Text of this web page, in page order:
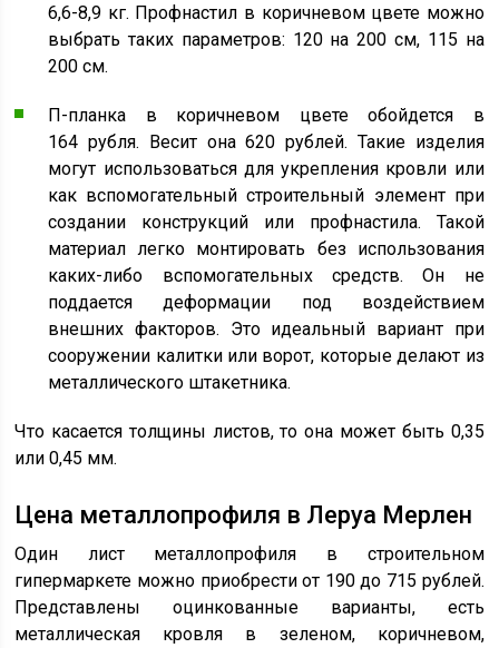
6,6-8,9 кг. Профнастил в коричневом цвете можно
выбрать таких параметров: 120 на 200 см, 115 на
200 см.
П-планка в коричневом цвете обойдется в
164 рубля. Весит она 620 рублей. Такие изделия
могут использоваться для укрепления кровли или
как вспомогательный строительный элемент при
создании конструкций или профнастила. Такой
материал легко монтировать без использования
каких-либо вспомогательных средств. Он не
поддается деформации под воздействием
внешних факторов. Это идеальный вариант при
сооружении калитки или ворот, которые делают из
металлического штакетника.
Что касается толщины листов, то она может быть 0,35
или 0,45 мм.
Цена металлопрофиля в Леруа Мерлен
Один лист металлопрофиля в строительном
гипермаркете можно приобрести от 190 до 715 рублей.
Представлены оцинкованные варианты, есть
металлическая кровля в зеленом, коричневом,